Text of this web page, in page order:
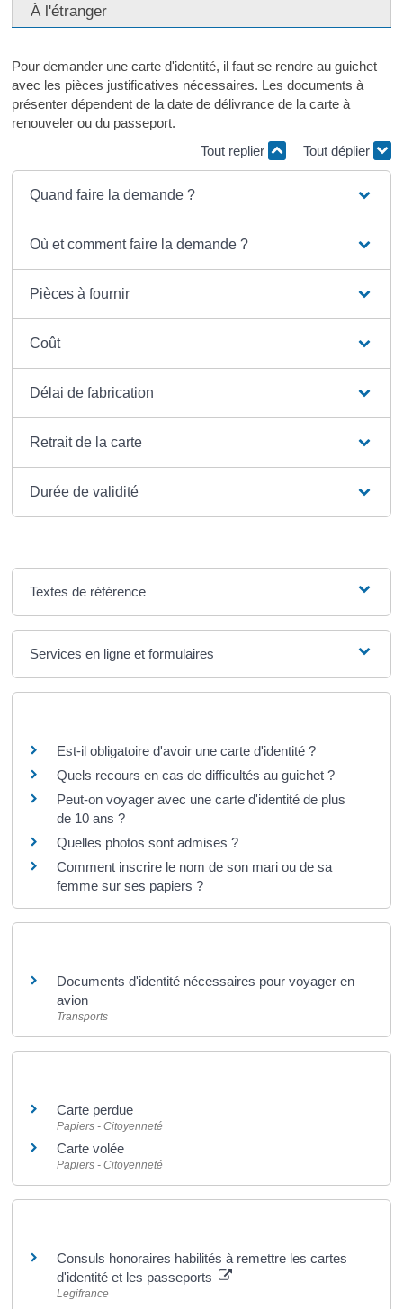
À l'étranger
Pour demander une carte d'identité, il faut se rendre au guichet
avec les pièces justificatives nécessaires. Les documents à
présenter dépendent de la date de délivrance de la carte à
renouveler ou du passeport.
Tout replier
Tout déplier
Quand faire la demande ?
Où et comment faire la demande ?
Pièces à fournir
Coût
Délai de fabrication
Retrait de la carte
Durée de validité
Textes de référence
Services en ligne et formulaires
Est-il obligatoire d'avoir une carte d'identité ?
Quels recours en cas de difficultés au guichet ?
Peut-on voyager avec une carte d'identité de plus
de 10 ans ?
Quelles photos sont admises ?
Comment inscrire le nom de son mari ou de sa
femme sur ses papiers ?
Documents d'identité nécessaires pour voyager en
avion
Transports
Carte perdue
Papiers - Citoyenneté
Carte volée
Papiers - Citoyenneté
Consuls honoraires habilités à remettre les cartes
d'identité et les passeports
Legifrance